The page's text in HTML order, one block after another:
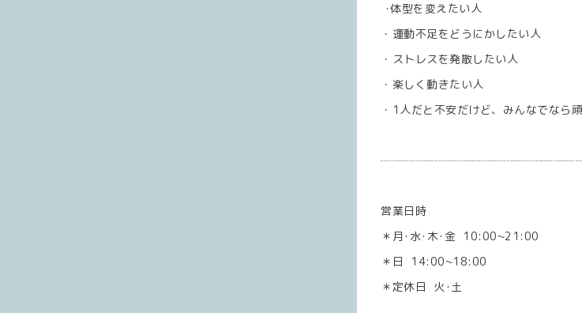
･体型を変えたい人
・運動不足をどうにかしたい人
・ストレスを発散したい人
・楽しく動きたい人
・1人だと不安だけど、みんなでなら
営業日時
＊月･水･木･金 10:00~21:00
＊日 14:00~18:00
＊定休日 火･土